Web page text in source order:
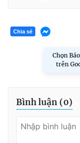
Chia sẻ
Chọn Báo
trên
Bình luận (0)